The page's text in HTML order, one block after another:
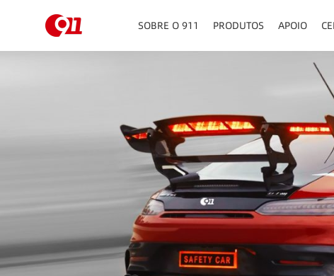
SOBRE O 911 PRODUTOS APOIO